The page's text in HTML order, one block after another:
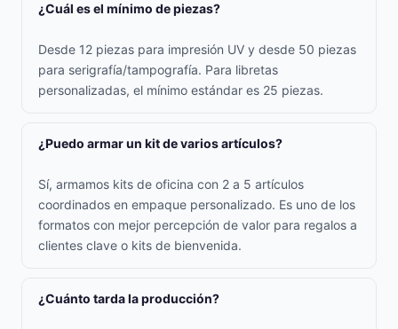
¿Cuál es el mínimo de piezas?
Desde 12 piezas para impresión UV y desde 50 piezas
para serigrafía/tampografía. Para libretas
personalizadas, el mínimo estándar es 25 piezas.
¿Puedo armar un kit de varios artículos?
Sí, armamos kits de oficina con 2 a 5 artículos
coordinados en empaque personalizado. Es uno de los
formatos con mejor percepción de valor para regalos a
clientes clave o kits de bienvenida.
¿Cuánto tarda la producción?